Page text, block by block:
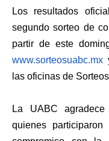
Los resultados
segundo sorteo de
partir de este
www.sorteosuabc.mx
las oficinas de
La UABC
quienes